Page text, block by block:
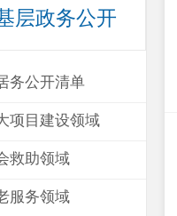
层政务公开
务公开清单
项目建设领域
救助领域
服务领域